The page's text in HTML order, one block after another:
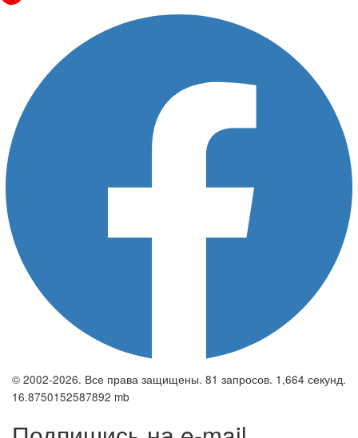
© 2002-2026. Все права защищены. 81 запросов. 1,664 секунд.
16.8750152587892 mb